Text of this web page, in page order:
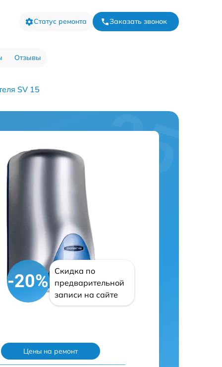
Статус ремонта Заказать звонок
Отзывы
SV 15
-20%
Скидка по
предварительной
записи на сайте
Цены на ремонт